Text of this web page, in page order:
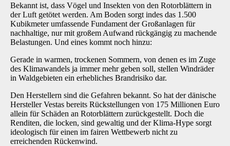
Bekannt ist, dass Vögel und Insekten von den Rotorblättern in
der Luft getötet werden. Am Boden sorgt indes das 1.500
Kubikmeter umfassende Fundament der Großanlagen für
nachhaltige, nur mit großem Aufwand rückgängig zu machende
Belastungen. Und eines kommt noch hinzu:
Gerade in warmen, trockenen Sommern, von denen es im Zuge
des Klimawandels ja immer mehr geben soll, stellen Windräder
in Waldgebieten ein erhebliches Brandrisiko dar.
Den Herstellern sind die Gefahren bekannt. So hat der dänische
Hersteller Vestas bereits Rückstellungen von 175 Millionen Euro
allein für Schäden an Rotorblättern zurückgestellt. Doch die
Renditen, die locken, sind gewaltig und der Klima-Hype sorgt
ideologisch für einen im fairen Wettbewerb nicht zu
erreichenden Rückenwind.